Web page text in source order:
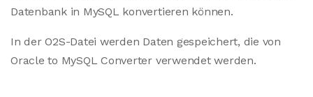
Datenbank in MySQL konvertieren können.
In der O2S-Datei werden Daten gespeichert, die von
Oracle to MySQL Converter verwendet werden.